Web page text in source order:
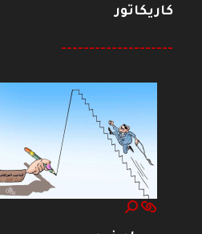
كاريكاتور
--------------------